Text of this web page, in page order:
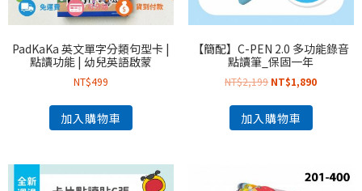
PadKaKa 英文單字分類句型卡 |
點讀功能 | 幼兒英語啟蒙
NT$499
加入購物車
【簡配】C-PEN 2.0 多功能錄音
點讀筆_保固一年
NT$2,199 NT$1,890
加入購物車